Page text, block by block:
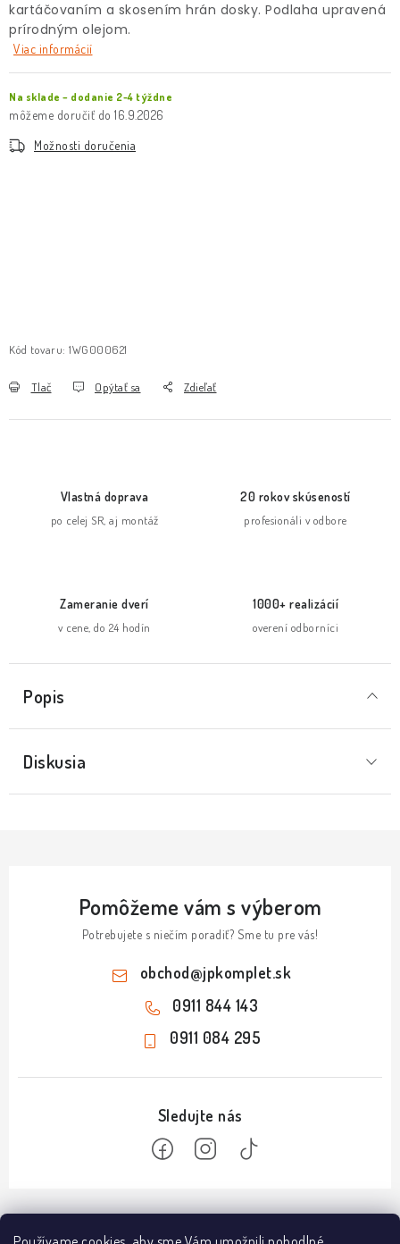
kartáčovaním a skosením hrán dosky. Podlaha upravená
prírodným olejom.
Viac informácií
Na sklade – dodanie 2-4 týždne
16.9.2026
Možnosti doručenia
Kód tovaru: 1WG000621
Tlač Opýtať sa Zdieľať
Vlastná doprava
po celej SR, aj montáž
20 rokov skúseností
profesionáli v odbore
Zameranie dverí
v cene, do 24 hodín
1000+ realizácií
overení odborníci
Popis
Diskusia
Pomôžeme vám s výberom
Potrebujete s niečím poradiť? Sme tu pre vás!
obchod@jpkomplet.sk
0911 844 143
0911 084 295
Z
á